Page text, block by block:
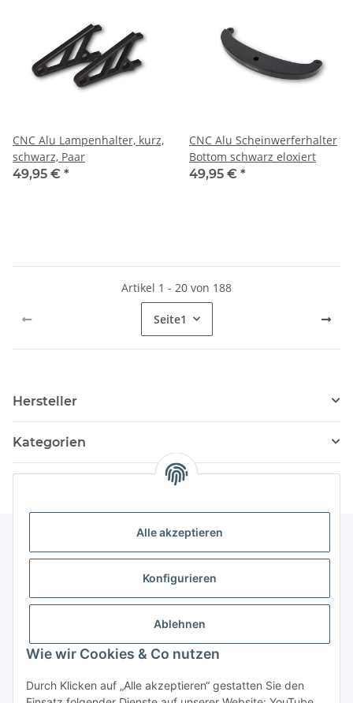
Alle akzeptieren
Konfigurieren
Ablehnen
Wie wir Cookies & Co nutzen
Durch Klicken auf „Alle akzeptieren“ gestatten Sie den
CNC Alu Lampenhalter, kurz,
schwarz, Paar
49,95 € *
CNC Alu Scheinwerferhalter
Bottom schwarz eloxiert
49,95 € *
Artikel 1 - 20 von 188
Seite1
Hersteller
Kategorien
Vertrag widerrufen